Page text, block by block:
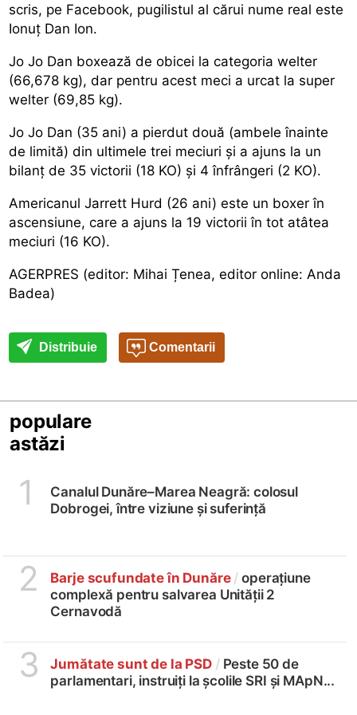
scris, pe Facebook, pugilistul al cărui nume real este
Ionuț Dan Ion.
Jo Jo Dan boxează de obicei la categoria welter
(66,678 kg), dar pentru acest meci a urcat la super
welter (69,85 kg).
Jo Jo Dan (35 ani) a pierdut două (ambele înainte
de limită) din ultimele trei meciuri și a ajuns la un
bilanț de 35 victorii (18 KO) și 4 înfrângeri (2 KO).
Americanul Jarrett Hurd (26 ani) este un boxer în
ascensiune, care a ajuns la 19 victorii în tot atâtea
meciuri (16 KO).
AGERPRES (editor: Mihai Țenea, editor online: Anda
Badea)
Distribuie Comentarii
populare
astăzi
1
Canalul Dunăre–Marea Neagră: colosul
Dobrogei, între viziune și suferință
2 Barje scufundate în Dunăre / operațiune
complexă pentru salvarea Unității 2
Cernavodă
3 Jumătate sunt de la PSD / Peste 50 de
parlamentari, instruiți la școlile SRI și MApN...